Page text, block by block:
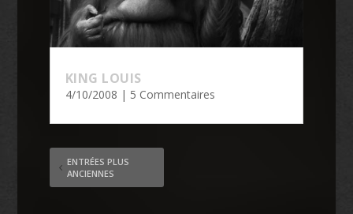
KING LOUIS
4/10/2008 | 5 Commentaires
ENTRÉES PLUS
ANCIENNES